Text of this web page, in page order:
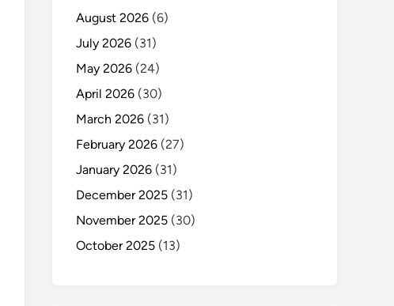
August 2026 (6)
July 2026 (31)
May 2026 (24)
April 2026 (30)
March 2026 (31)
February 2026 (27)
January 2026 (31)
December 2025 (31)
November 2025 (30)
October 2025 (13)